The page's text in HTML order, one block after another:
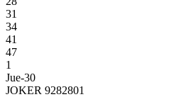
31
34
41
47
1
Jue-30
JOKER 9282801